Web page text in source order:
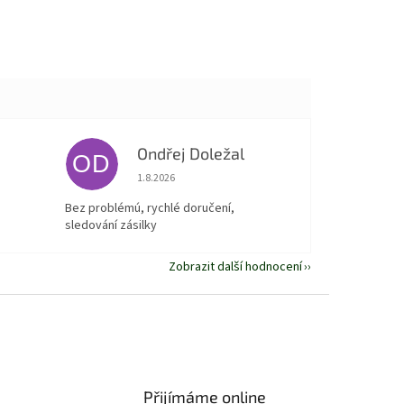
z 5 hvězdiček.OD Ondřej Doležal
Hodnocení obchodu je 5 z 5 hvězdiček.
1.8.2026
Bez problémú, rychlé doručení,
sledování zásilky
Zobrazit další hodnocení
Přijímáme online